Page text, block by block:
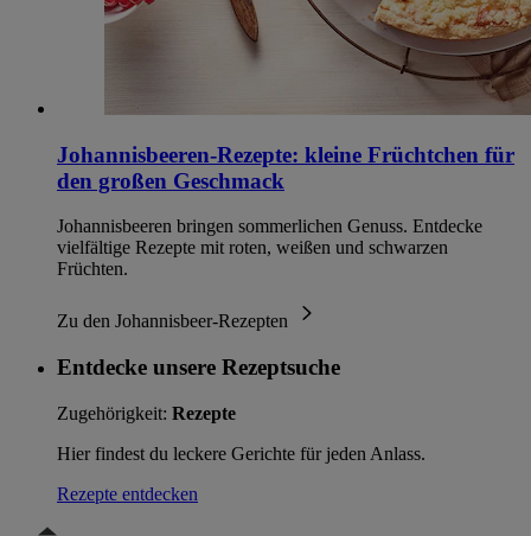
Johannisbeeren-Rezepte: kleine Früchtchen für
den großen Geschmack
Johannisbeeren bringen sommerlichen Genuss. Entdecke
vielfältige Rezepte mit roten, weißen und schwarzen
Früchten.
Zu den Johannisbeer-Rezepten
Entdecke unsere Rezeptsuche
Zugehörigkeit: Rezepte
Hier findest du leckere Gerichte für jeden Anlass.
Rezepte entdecken